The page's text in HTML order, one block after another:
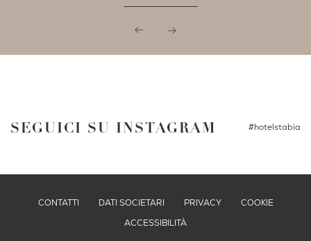
SEGUICI SU INSTAGRAM #hotelstabia
CONTATTI DATI SOCIETARI PRIVACY
COOKIE
ACCESSIBILITÀ